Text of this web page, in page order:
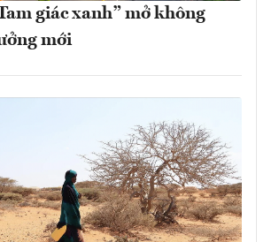
giác xanh” mở không
mới